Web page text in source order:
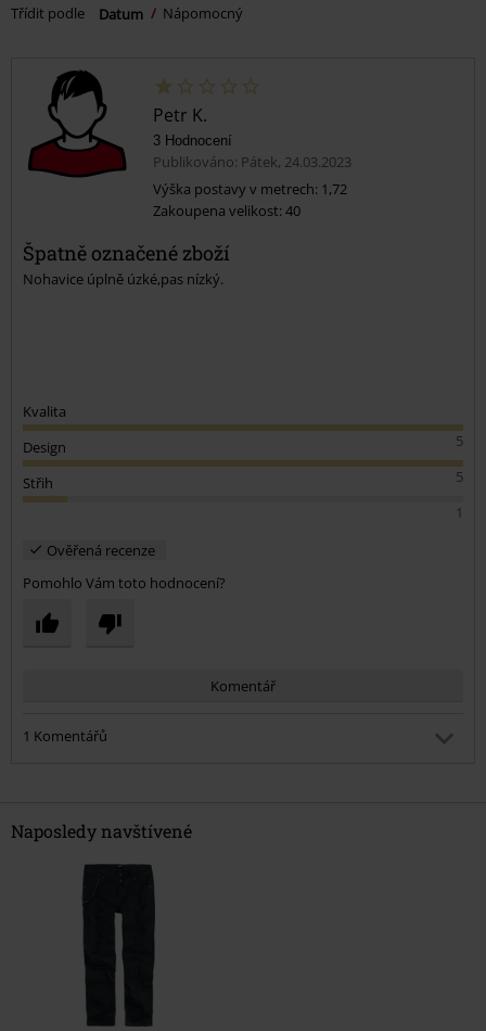
Třídit podle
Datum Nápomocný
Petr K.
3 Hodnocení
Publikováno: Pátek, 24.03.2023
Výška postavy v metrech: 1,72
Zakoupena velikost: 40
Špatně označené zboží
Nohavice úplně úzké,pas nízký.
Kvalita
5
Design
5
Střih
1
Ověřená recenze
Pomohlo Vám toto hodnocení?
Komentář
1 Komentářů
super. Nyní bylo třeba menších a přišly v podstatě zcela jiné
celkem mne to mrzí, protože na EPM býval spoleh.
1 z 1 lidem, kterým bylo toto hodnocení užitečné.
Naposledy navštívené